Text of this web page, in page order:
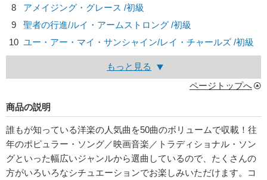
8
アメイジング・グレース /初級
9
聖者の行進/ルイ・アームストロング /初級
10 ユー・アー・マイ・サンシャイン/レイ・チャールズ /初級
もっと見る
ページトップへ
商品の説明
誰もが知っている洋楽の人気曲を50曲のボリュームで収載！往
年のポピュラー・ソング／映画音楽／トラディショナル・ソン
グといった幅広いジャンルから選曲しているので、たくさんの
方がいろいろなシチュエーションでお楽しみいただけます。コ